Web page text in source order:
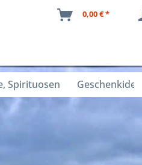
0,00 € *
Spirituosen Geschenkideen